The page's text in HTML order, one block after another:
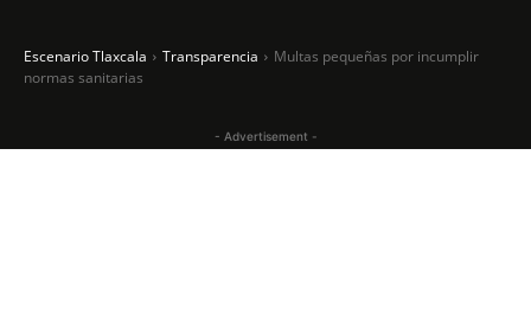
Escenario Tlaxcala Transparencia
Multas pequeñas por incumplir
normas sanitarias
- Advertisement -